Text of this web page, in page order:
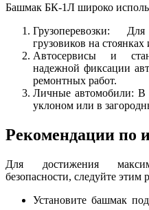
Башмак БК-1Л широко
Грузоперевозки:
грузовиков на
Автосервисы и
надежной фиксации
ремонтных работ.
Личные автомобили: В
уклоном или в
Рекомендации по
Для достижения
безопасности, следуйте этим
Установите башмак